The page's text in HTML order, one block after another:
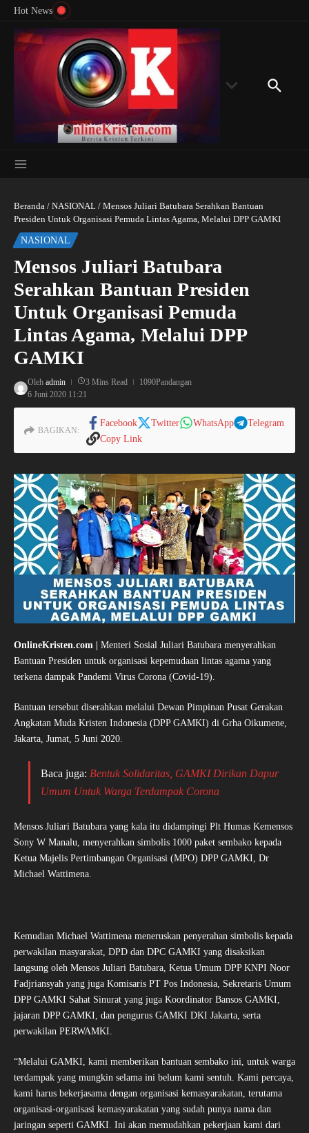
Lewati ke konten
Hot News
Beranda / NASIONAL / Mensos Juliari Batubara Serahkan Bantuan
Presiden Untuk Organisasi Pemuda Lintas Agama, Melalui DPP GAMKI
NASIONAL
Mensos Juliari Batubara
Serahkan Bantuan Presiden
Untuk Organisasi Pemuda
Lintas Agama, Melalui DPP
GAMKI
Oleh admin 3 Mins Read
1090Pandangan
6 Juni 2020 11:21
BAGIKAN:
Facebook Twitter WhatsApp
Telegram
Copy Link
OnlineKristen.com |
Menteri Sosial Juliari Batubara menyerahkan
Bantuan Presiden untuk organisasi kepemudaan lintas agama yang
terkena dampak Pandemi Virus Corona (Covid-19).
Bantuan tersebut diserahkan melalui Dewan Pimpinan Pusat Gerakan
Angkatan Muda Kristen Indonesia (DPP GAMKI) di Grha Oikumene,
Jakarta, Jumat, 5 Juni 2020.
Baca juga: Bentuk Solidaritas, GAMKI Dirikan Dapur
Umum Untuk Warga Terdampak Corona
Mensos Juliari Batubara yang kala itu didampingi Plt Humas Kemensos
Sony W Manalu, menyerahkan simbolis 1000 paket sembako kepada
Ketua Majelis Pertimbangan Organisasi (MPO) DPP GAMKI, Dr
Michael Wattimena.
Kemudian Michael Wattimena meneruskan penyerahan simbolis kepada
perwakilan masyarakat, DPD dan DPC GAMKI yang disaksikan
langsung oleh Mensos Juliari Batubara, Ketua Umum DPP KNPI Noor
Fadjriansyah yang juga Komisaris PT Pos Indonesia, Sekretaris Umum
DPP GAMKI Sahat Sinurat yang juga Koordinator Bansos GAMKI,
jajaran DPP GAMKI, dan pengurus GAMKI DKI Jakarta, serta
perwakilan PERWAMKI.
“Melalui GAMKI, kami memberikan bantuan sembako ini, untuk warga
terdampak yang mungkin selama ini belum kami sentuh. Kami percaya,
kami harus bekerjasama dengan organisasi kemasyarakatan, terutama
organisasi-organisasi kemasyarakatan yang sudah punya nama dan
jaringan seperti GAMKI. Ini akan memudahkan pekerjaan kami dari